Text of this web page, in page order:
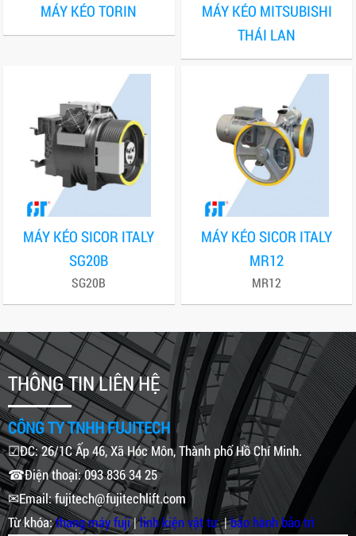
MÁY KÉO TORIN
MÁY KÉO MITSUBISHI
THÁI LAN
MÁY KÉO SICOR ITALY
SG20B
SG20B
MÁY KÉO SICOR ITALY
MR12
MR12
THÔNG TIN LIÊN HỆ
CÔNG TY TNHH FUJITECH
☑ĐC: 26/1C Ấp 46, Xã Hóc Môn, Thành phố Hồ Chí Minh.
☎Điện thoại: 093 836 34 25
✉Email: fujitech@fujitechlift.com
Từ khóa:thang máy fuji|linh kiện vật tư|bảo hành bảo trì